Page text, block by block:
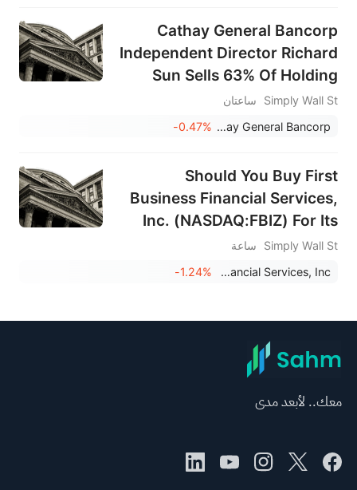
Cathay General Bancorp
Independent Director Richard
Sun Sells 63% Of Holding
Simply Wall St
ساعتان
Cathay General Bancorp
-0.47%
Should You Buy First
Business Financial Services,
Inc. (NASDAQ:FBIZ) For Its
Upcoming Dividend?
Simply Wall St
ساعة
First Business Financial Services, Inc.
-1.24%
معك.. لأبعد مدى